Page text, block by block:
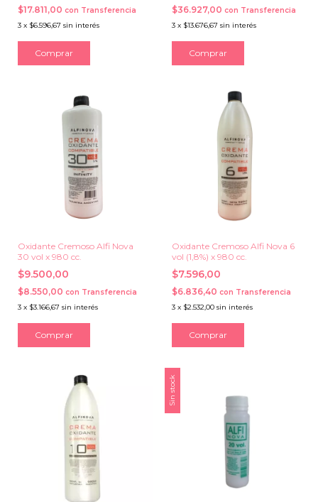
$17.811,00 con Transferencia
3 x $6.596,67 sin interés
$36.927,00 con Transferencia
3 x $13.676,67 sin interés
Oxidante Cremoso Alfi Nova
30 vol x 980 cc.
$9.500,00
$8.550,00 con Transferencia
3 x $3.166,67 sin interés
Oxidante Cremoso Alfi Nova 6
vol (1,8%) x 980 cc.
$7.596,00
$6.836,40 con Transferencia
3 x $2.532,00 sin interés
Sin stock